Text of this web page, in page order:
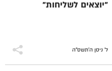
"יוצאים לשליחות"
ל' ניסן ה׳תשס״ה